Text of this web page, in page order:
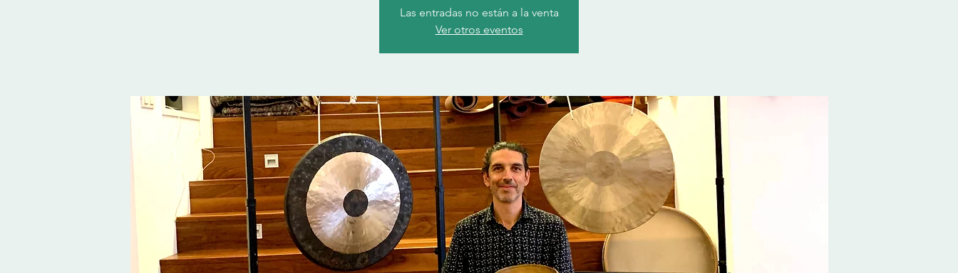
Las entradas no están a la venta
Ver otros eventos